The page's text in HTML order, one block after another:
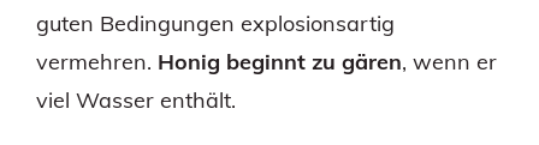
guten Bedingungen explosionsartig
vermehren. Honig beginnt zu gären, wenn er
viel Wasser enthält.